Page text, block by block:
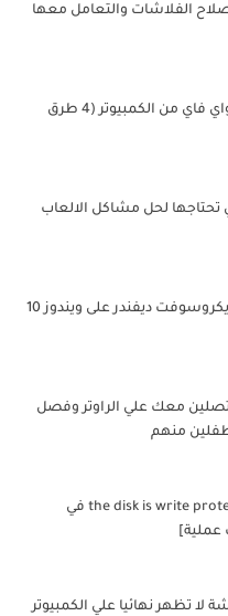
الفلاشات والتعامل معها
معرفة باسورد الواي فاي من الكمبيوتر (4 طرق
تحتاجها لحل مشاكل الالعاب
تعطيل برنامج مايكروسوفت ديفندر على ويندوز 10
معك علي الراوتر وفصل
منهم
حل مشكلة the disk is write protected في
عملية]
لا تظهر نهائيا علي الكمبيوتر